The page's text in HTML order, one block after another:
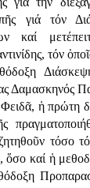
γιά τόν
καί
τόν
Δαμασκηνός
ἡ πρώτη
τόσο
ὅσο καί ἡ